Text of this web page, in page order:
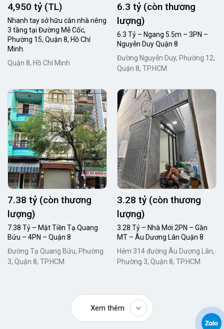
4,950 tỷ (TL)
Nhanh tay sở hữu căn nhà riêng
3 tầng tại Đường Mễ Cốc,
Phường 15, Quận 8, Hồ Chí
Minh.
Quận 8, Hồ Chí Minh
6.3 tỷ (còn thương
lượng)
6.3 Tỷ – Ngang 5.5m – 3PN –
Nguyễn Duy Quận 8
Đường Nguyễn Duy, Phường 12,
Quận 8, TP.HCM
7.38 tỷ (còn thương
lượng)
7.38 Tỷ – Mặt Tiền Tạ Quang
Bửu – 4PN – Quận 8
Đường Tạ Quang Bửu, Phường
3, Quận 8, TP.HCM
3.28 tỷ (còn thương
lượng)
3.28 Tỷ – Nhà Mới 2PN – Gần
MT – Âu Dương Lân Quận 8
Hẻm 314 đường Âu Dương Lân,
Phường 3, Quận 8, TP.HCM
Xem thêm